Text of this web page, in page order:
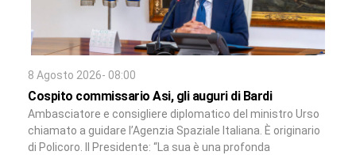
8 Agosto 2026- 08:00
Cospito commissario Asi, gli auguri di Bardi
Ambasciatore e consigliere diplomatico del ministro Urso
chiamato a guidare l’Agenzia Spaziale Italiana. È originario
di Policoro. Il Presidente: “La sua è una profonda